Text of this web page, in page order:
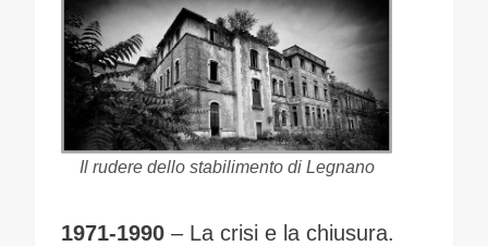
Il rudere dello stabilimento di Legnano
1971-1990 – La crisi e la chiusura.